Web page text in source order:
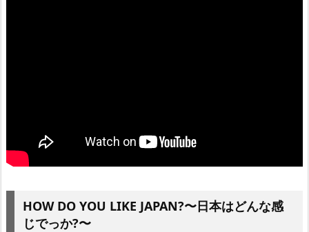
HOW DO YOU LIKE JAPAN?〜日本はどんな感
じでっか?〜